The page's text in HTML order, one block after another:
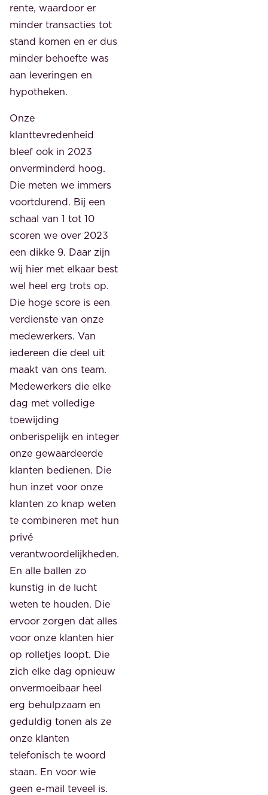
rente, waardoor er
minder transacties tot
stand komen en er dus
minder behoefte was
aan leveringen en
hypotheken.
Onze
klanttevredenheid
bleef ook in 2023
onverminderd hoog.
Die meten we immers
voortdurend. Bij een
schaal van 1 tot 10
scoren we over 2023
een dikke 9. Daar zijn
wij hier met elkaar best
wel heel erg trots op.
Die hoge score is een
verdienste van onze
medewerkers. Van
iedereen die deel uit
maakt van ons team.
Medewerkers die elke
dag met volledige
toewijding
onberispelijk en integer
onze gewaardeerde
klanten bedienen. Die
hun inzet voor onze
klanten zo knap weten
te combineren met hun
privé
verantwoordelijkheden.
En alle ballen zo
kunstig in de lucht
weten te houden. Die
ervoor zorgen dat alles
voor onze klanten hier
op rolletjes loopt. Die
zich elke dag opnieuw
onvermoeibaar heel
erg behulpzaam en
geduldig tonen als ze
onze klanten
telefonisch te woord
staan. En voor wie
geen e-mail teveel is.